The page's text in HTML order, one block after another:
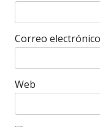
Correo electrónico
Web